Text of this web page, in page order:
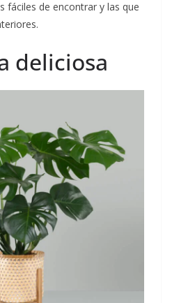
fáciles de encontrar y las que
deliciosa